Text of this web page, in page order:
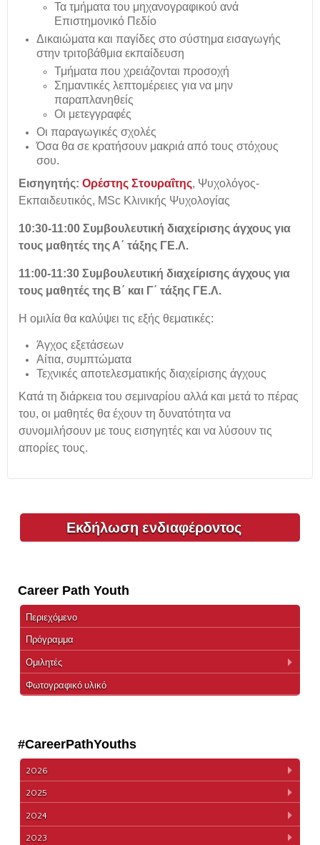
Τα τμήματα του μηχανογραφικού ανά
Επιστημονικό Πεδίο
Δικαιώματα και παγίδες στο σύστημα εισαγωγής
στην τριτοβάθμια εκπαίδευση
Τμήματα που χρειάζονται προσοχή
Σημαντικές λεπτομέρειες για να μην
παραπλανηθείς
Οι μετεγγραφές
Οι παραγωγικές σχολές
Όσα θα σε κρατήσουν μακριά από τους στόχους
σου.
Εισηγητής: Ορέστης Στουραΐτης, Ψυχολόγος-
Εκπαιδευτικός, MSc Κλινικής Ψυχολογίας
10:30-11:00 Συμβουλευτική διαχείρισης άγχους για
τους μαθητές της Α΄ τάξης ΓΕ.Λ.
11:00-11:30 Συμβουλευτική διαχείρισης άγχους για
τους μαθητές της Β΄ και Γ΄ τάξης ΓΕ.Λ.
Η ομιλία θα καλύψει τις εξής θεματικές:
Άγχος εξετάσεων
Αίτια, συμπτώματα
Τεχνικές αποτελεσματικής διαχείρισης άγχους
Κατά τη διάρκεια του σεμιναρίου αλλά και μετά το πέρας
του, οι μαθητές θα έχουν τη δυνατότητα να
συνομιλήσουν με τους εισηγητές και να λύσουν τις
απορίες τους.
Εκδήλωση ενδιαφέροντος
Career Path Youth
Περιεχόμενο
Πρόγραμμα
Ομιλητές
Φωτογραφικό υλικό
#CareerPathYouths
2026
2025
2024
2023